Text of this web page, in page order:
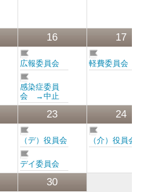
16 17
広報委員会
感染症委員
会 →中止
軽費委員会
23 24
（デ）役員会
デイ委員会
（介）役員会
30